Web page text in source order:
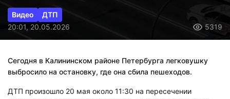
Видео
ДТП
20:01, 20.05.2026
5319
Сегодня в Калининском районе Петербурга легковушку
выбросило на остановку, где она сбила пешеходов.
ДТП произошло 20 мая около 11:30 на пересечении